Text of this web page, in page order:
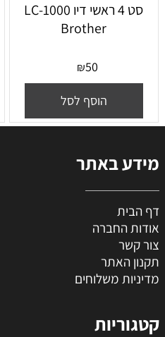
סט 4 ראשי דיו LC-1000
Brother
₪50
הוסף לסל
מידע באתר
דף הבית
אודות החברה
צור קשר
תקנון האתר
מדיניות משלוחים
קטגוריות